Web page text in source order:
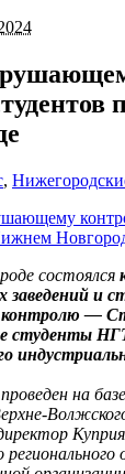
,
состоялся
и
—
студенты
на
Волжского